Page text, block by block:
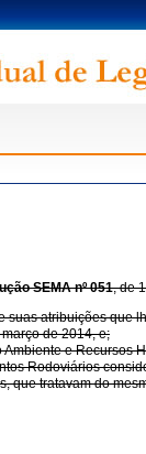
SEMA nº 051, de
atribuições
de 2014, e;
e
Rodoviários
que tratavam do